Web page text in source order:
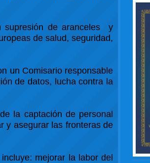
supresión de aranceles y
de salud, seguridad,
un Comisario responsable
de datos, lucha contra la
la captación de personal
y asegurar las fronteras de
mejorar la labor del